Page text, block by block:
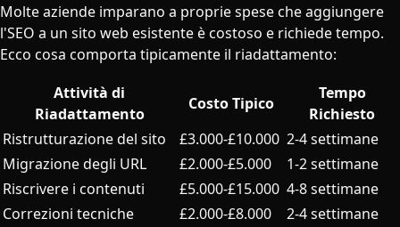
Molte aziende imparano a proprie spese che aggiungere
l'SEO a un sito web esistente è costoso e richiede tempo.
Ecco cosa comporta tipicamente il riadattamento:
Attività di
Riadattamento
Costo Tipico
Tempo
Richiesto
Ristrutturazione del sito
£3.000-£10.000 2-4 settimane
Migrazione degli URL
£2.000-£5.000
1-2 settimane
Riscrivere i contenuti
£5.000-£15.000 4-8 settimane
Correzioni tecniche
£2.000-£8.000
2-4 settimane